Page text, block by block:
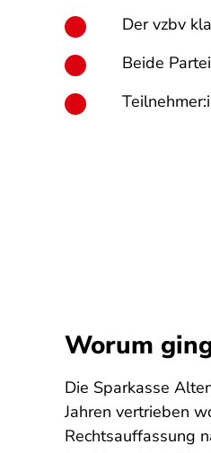
Der vzbv
Beide
Worum
Die Sparkasse
Jahren vertrieben
Rechtsauffassung